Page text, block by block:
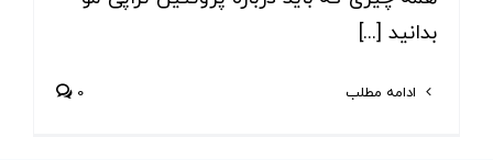
بدانید [...]
ادامه مطلب 0